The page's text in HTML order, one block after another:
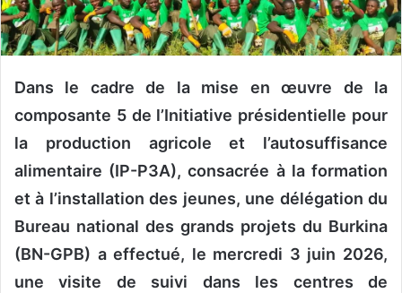
n
c
u
r
i
e
l
Dans le cadre de la mise en œuvre de la
composante 5 de l’Initiative présidentielle pour
la production agricole et l’autosuffisance
alimentaire (IP-P3A), consacrée à la formation
et à l’installation des jeunes, une délégation du
Bureau national des grands projets du Burkina
(BN-GPB) a effectué, le mercredi 3 juin 2026,
une visite de suivi dans les centres de